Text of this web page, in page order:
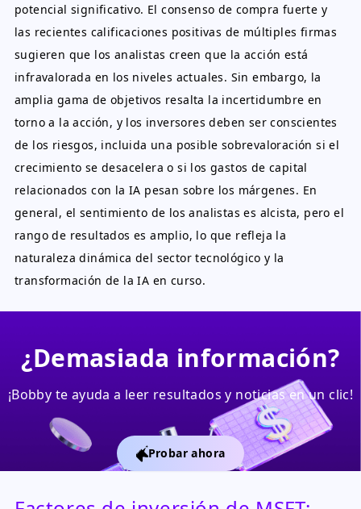
potencial significativo. El consenso de compra fuerte y
las recientes calificaciones positivas de múltiples firmas
sugieren que los analistas creen que la acción está
infravalorada en los niveles actuales. Sin embargo, la
amplia gama de objetivos resalta la incertidumbre en
torno a la acción, y los inversores deben ser conscientes
de los riesgos, incluida una posible sobrevaloración si el
crecimiento se desacelera o si los gastos de capital
relacionados con la IA pesan sobre los márgenes. En
general, el sentimiento de los analistas es alcista, pero el
rango de resultados es amplio, lo que refleja la
naturaleza dinámica del sector tecnológico y la
transformación de la IA en curso.
¿Demasiada información?
¡Bobby te ayuda a leer resultados y noticias en un clic!
Probar ahora